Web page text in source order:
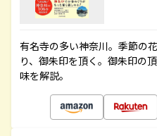
有名寺の多い神奈川。季節の
り、御朱印を頂く。御朱印の
味を解説。